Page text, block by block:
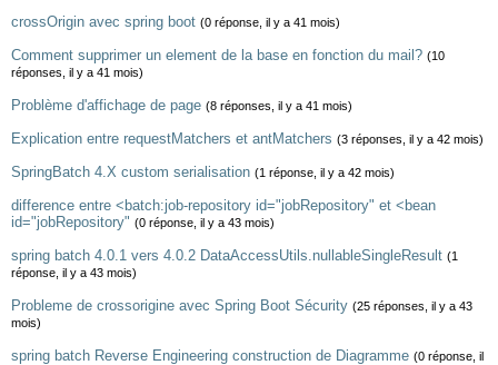
crossOrigin avec spring boot (0 réponse, il y a 41 mois)
Comment supprimer un element de la base en fonction du mail? (10
réponses, il y a 41 mois)
Problème d'affichage de page (8 réponses, il y a 41 mois)
Explication entre requestMatchers et antMatchers (3 réponses, il y a 42 mois)
SpringBatch 4.X custom serialisation (1 réponse, il y a 42 mois)
difference entre <batch:job-repository id="jobRepository" et <bean
id="jobRepository" (0 réponse, il y a 43 mois)
spring batch 4.0.1 vers 4.0.2 DataAccessUtils.nullableSingleResult (1
réponse, il y a 43 mois)
Probleme de crossorigine avec Spring Boot Sécurity (25 réponses, il y a 43
mois)
spring batch Reverse Engineering construction de Diagramme (0 réponse, il